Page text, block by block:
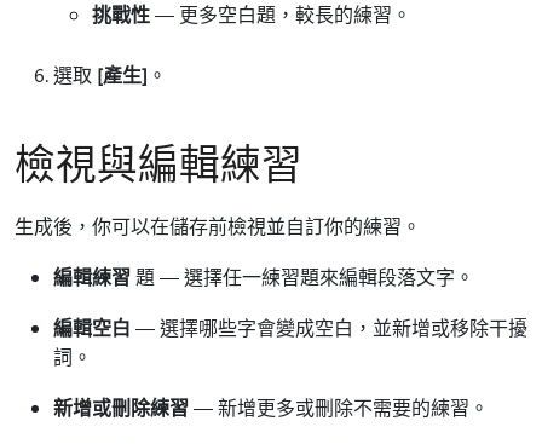
挑戰性— 更多空白題，較長的練習。
選取 [產生] 。
檢視與編輯練習
生成後，你可以在儲存前檢視並自訂你的練習。
編輯練習題 — 選擇任一練習題來編輯段落文字。
編輯空白 — 選擇哪些字會變成空白，並新增或移除干擾
詞。
新增或刪除練習— 新增更多或刪除不需要的練習。